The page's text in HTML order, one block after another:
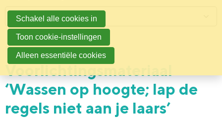
Achtergrond 29 juni 2024
Voorlichtingsmateriaal
‘Wassen op hoogte; lap de
regels niet aan je laars’
Menu
Schakel alle cookies in
Toon cookie-instellingen
Alleen essentiële cookies